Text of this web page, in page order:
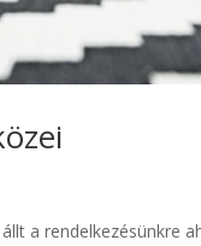
a rendelkezésünkre